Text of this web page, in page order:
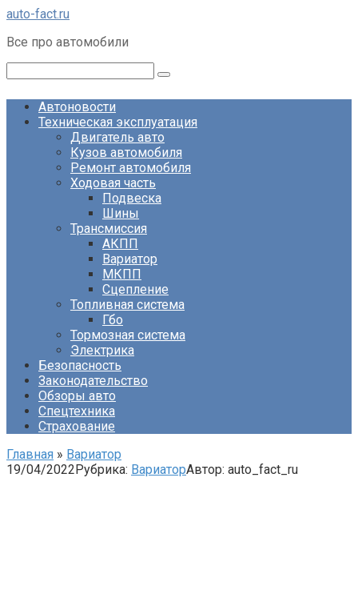
Перейти
контенту
auto-fact.ru
Все про автомобили
Автоновости
Техническая эксплуатация
Двигатель авто
Кузов автомобиля
Ремонт автомобиля
Ходовая часть
Подвеска
Шины
Трансмиссия
АКПП
Вариатор
МКПП
Сцепление
Топливная система
Гбо
Тормозная система
Электрика
Безопасность
Законодательство
Обзоры авто
Спецтехника
Страхование
Главная » Вариатор
19/04/2022Рубрика: ВариаторАвтор: auto_fact_ru